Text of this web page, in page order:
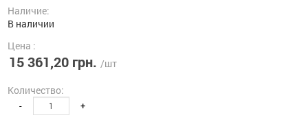
Наличие:
В наличии
Цена :
15 361,20 грн. /шт
Количество:
- +